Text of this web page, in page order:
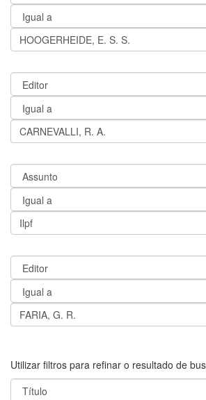
Utilizar filtros para refinar o resultado de